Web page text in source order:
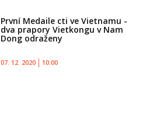
První Medaile cti ve Vietnamu -
dva prapory Vietkongu v Nam
Dong odraženy
07. 12. 2020 10:00